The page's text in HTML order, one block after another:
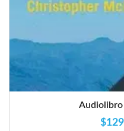
Audiolibro